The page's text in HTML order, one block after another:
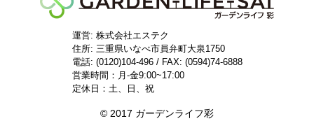
運営: 株式会社エステク
住所: 三重県いなべ市員弁町大泉1750
電話: (0120)104-496 / FAX: (0594)74-6888
営業時間：月-金9:00~17:00
定休日：土、日、祝
© 2017 ガーデンライフ彩